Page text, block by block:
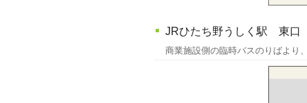
JRひたち野うしく駅 東口
商業施設側の臨時バスのりばより